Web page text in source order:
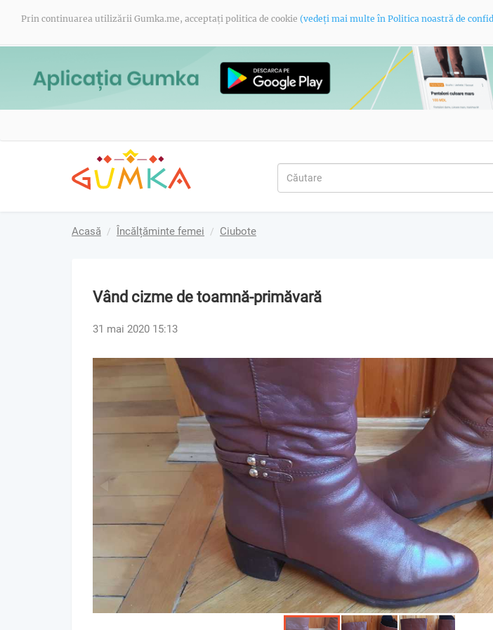
Prin continuarea utilizării Gumka.me, acceptați politica de cookie (vedeți mai multe în Politica noastră de
Acasă Încălțăminte femei Ciubote
Vând cizme de toamnă-primăvară
31 mai 2020 15:13